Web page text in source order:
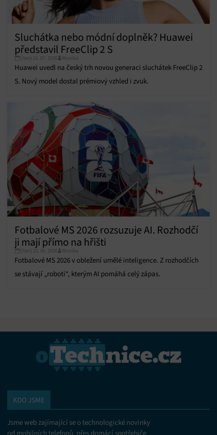
Funkce Vždy aktivní
Přiřazování a kombinování údajů z jiných zdrojů
zařízení na základě automaticky přenášených
informací.
Zajištění bezpečnosti, předcházení a zjišťování
zobrazování reklamy a obsahu, Ukládání a sdělování
Sluchátka nebo módní doplněk? Huawei
představil FreeClip 2 S
Úterý 21. 07. 2026 Monika
Huawei uvedl na český trh novou generaci sluchátek FreeClip 2
S. Nový model dostal prémiový vzhled i zvuk.
Fotbalové MS 2026 rozsuzuje AI. Rozhodčí
ji mají přímo na hřišti
Úterý 23. 06. 2026 Monika
Fotbalové MS 2026 v obležení umělé inteligence. Z rozhodčích
se stávají „roboti“, kterým AI pomáhá celý zápas.
KDO JSME
Jsme web zajímající se o technologické novinky
od mobilních telefonů, přes domácí spotřebiče